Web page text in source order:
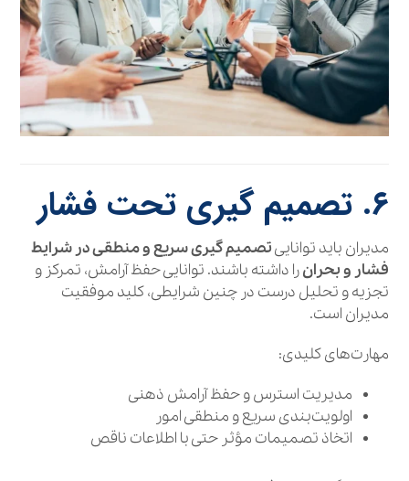
۶. تصمیم‌ گیری تحت فشار
مدیران باید تواناییتصمیم‌ گیری سریع و منطقی در شرایط
فشار و بحرانرا داشته باشند. توانایی حفظ آرامش، تمرکز و
تجزیه‌ و تحلیل درست در چنین شرایطی، کلید موفقیت
مدیران است.
مهارت‌های کلیدی:
مدیریت استرس و حفظ آرامش ذهنی
اولویت‌بندی سریع و منطقی امور
اتخاذ تصمیمات مؤثر حتی با اطلاعات ناقص